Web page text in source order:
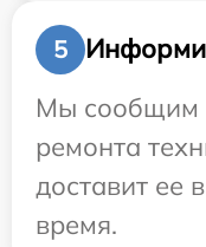
5
Мы сообщим
ремонта
доставит ее
время.